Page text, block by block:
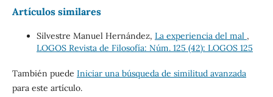
Artículos similares
Silvestre Manuel Hernández, La experiencia del mal ,
LOGOS Revista de Filosofía: Núm. 125 (42): LOGOS 125
También puede Iniciar una búsqueda de similitud avanzada
para este artículo.